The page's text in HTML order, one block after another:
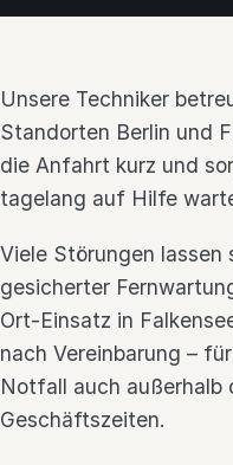
Unsere Techniker
Standorten Berlin und
die Anfahrt kurz und
tagelang auf Hilfe
Viele Störungen lassen
gesicherter
Ort-Einsatz in
nach Vereinbarung –
Notfall auch außerhalb
Geschäftszeiten.